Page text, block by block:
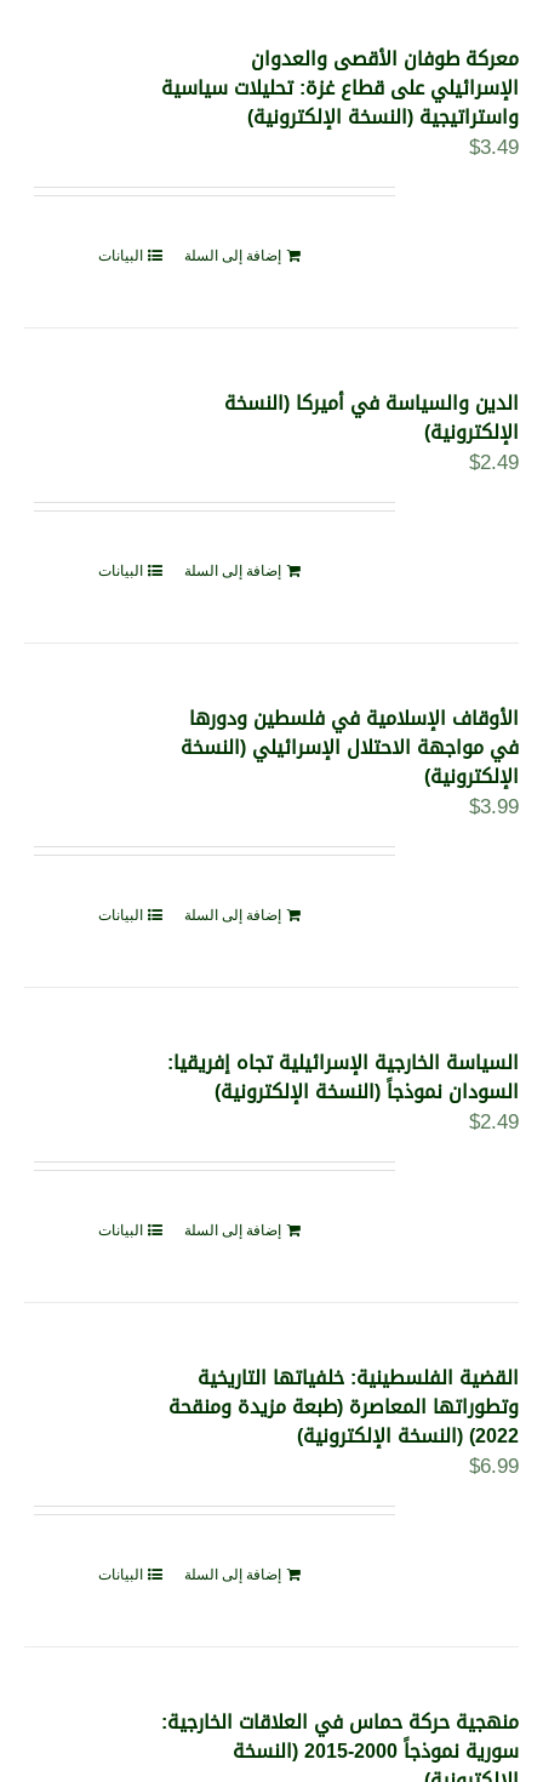
معركة طوفان الأقصى والعدوان
الإسرائيلي على قطاع غزة: تحليلات سياسية
واستراتيجية (النسخة الإلكترونية)
$3.49
إضافة إلى السلة البيانات
الدين والسياسة في أميركا (النسخة
الإلكترونية)
$2.49
إضافة إلى السلة البيانات
الأوقاف الإسلامية في فلسطين ودورها
في مواجهة الاحتلال الإسرائيلي (النسخة
الإلكترونية)
$3.99
إضافة إلى السلة البيانات
السياسة الخارجية الإسرائيلية تجاه إفريقيا:
السودان نموذجاً (النسخة الإلكترونية)
$2.49
إضافة إلى السلة البيانات
القضية الفلسطينية: خلفياتها التاريخية
وتطوراتها المعاصرة (طبعة مزيدة ومنقحة
2022) (النسخة الإلكترونية)
$6.99
إضافة إلى السلة البيانات
منهجية حركة حماس في العلاقات الخارجية:
سورية نموذجاً 2000-2015 (النسخة